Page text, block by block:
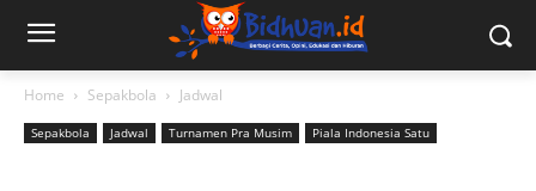
Home Sepakbola Jadwal
Sepakbola Jadwal Turnamen Pra Musim Piala Indonesia Satu